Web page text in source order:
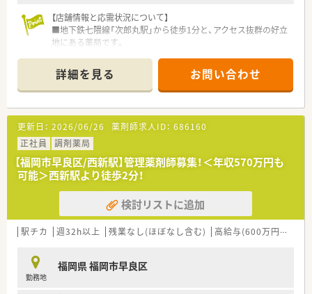
【店舗情報と応需状況について】
■地下鉄七隈線「次郎丸駅」から徒歩1分と、アクセス抜群の好立
地にある薬局です。
を担当しています。
■薬剤師は常勤1名と事務員複数名体制で、管理薬剤師は男性の
方が務めています。
【募集背景と求める人物像について】
■高まる地域の在宅医療ニーズに応え、より手厚いケアを提供す
るための体制強化に伴う増員募集です。
■これからの超高齢化社会に不可欠な在宅医療の分野で、専門性
を高めたいという意欲のある方を求めます。
■調剤薬局での勤務経験がない方でも、新しいことに挑戦する意
欲と学ぶ姿勢があれば大歓迎です。
【法人特徴について】
■東証グロース市場に上場し、在宅医療を主軸に福岡から関東ま
ディングカンパニーとして走り続けています。
詳細を見る お問い合わせ
更新日： 2026/06/26 薬剤師求人ID： 686160
正社員
調剤薬局
【福岡市早良区/西新駅】管理薬剤師募集！＜年収570万円も
可能＞西新駅より徒歩2分！
検討リストに追加
駅チカ 週32h以上 残業なし(ほぼなし含む) 高給与(600万円以上)
勤務地
福岡県 福岡市早良区